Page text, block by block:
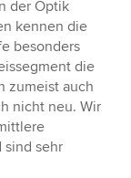
der Optik
kennen die
besonders
die
zumeist auch
nicht neu. Wir
sind sehr